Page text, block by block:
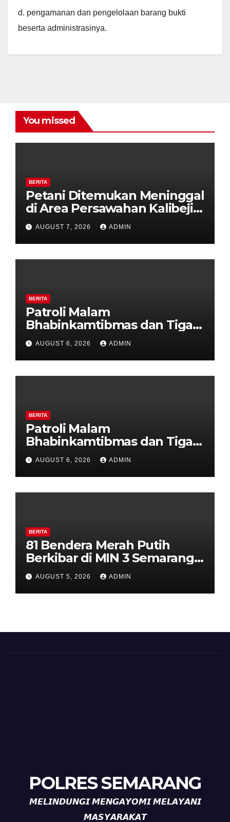
d. pengamanan dan pengelolaan barang bukti
beserta administrasinya.
You missed
BERITA
Petani Ditemukan Meninggal
di Area Persawahan Kalibeji,
Polisi Pastikan Tidak Ada
Tanda Kekerasan
AUGUST 7, 2026 ADMIN
BERITA
Patroli Malam
Bhabinkamtibmas dan Tiga
Pilar Kelurahan Ungaran
Perkuat Kamtibmas, Warga
Diajak Aktifkan Ronda
AUGUST 6, 2026 ADMIN
BERITA
Patroli Malam
Bhabinkamtibmas dan Tiga
Pilar Kelurahan Ungaran
Perkuat Kamtibmas, Warga
Diajak Aktifkan Ronda
AUGUST 6, 2026 ADMIN
BERITA
81 Bendera Merah Putih
Berkibar di MIN 3 Semarang,
Bhabinkamtibmas Desa
Timpik Hadiri Peringatan
HUT ke-81 Kemerdekaan RI
AUGUST 5, 2026 ADMIN
POLRES SEMARANG
𝙈𝙀𝙇𝙄𝙉𝘿𝙐𝙉𝙂𝙄 𝙈𝙀𝙉𝙂𝘼𝙔𝙊𝙈𝙄 𝙈𝙀𝙇𝘼𝙔𝘼𝙉𝙄
𝙈𝘼𝙎𝙔𝘼𝙍𝘼𝙆𝘼𝙏